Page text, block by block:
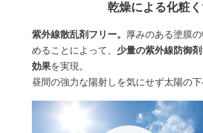
乾燥による化粧
紫外線散乱剤フリー。 厚みのある塗膜
めることによって、 少量の紫外線防御剤
効果を実現。
昼間の強力な陽射しを気にせず太陽の下